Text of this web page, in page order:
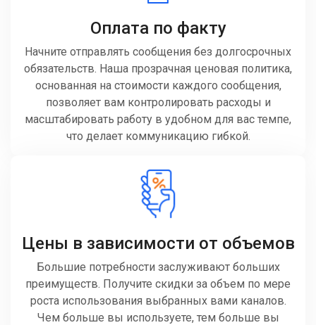
Оплата по факту
Начните отправлять сообщения без долгосрочных
обязательств. Наша прозрачная ценовая политика,
основанная на стоимости каждого сообщения,
позволяет вам контролировать расходы и
масштабировать работу в удобном для вас темпе,
что делает коммуникацию гибкой.
Цены в зависимости от объемов
Большие потребности заслуживают больших
преимуществ. Получите скидки за объем по мере
роста использования выбранных вами каналов.
Чем больше вы используете, тем больше вы